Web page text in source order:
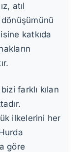
atıl
katkıda
farklı kılan
ilkelerini her
göre